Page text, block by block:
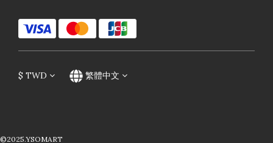
$ TWD 繁體中文
©2025.YSOMART